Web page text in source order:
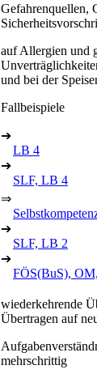
Gefahrenquellen,
auf Allergien und
und bei der
Fallbeispiele
➔
LB 4
➔
SLF, LB 4
⇒
➔
SLF, LB 2
➔
FÖS(BuS),
wiederkehrende
Übertragen auf
mehrschrittig